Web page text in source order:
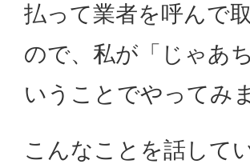
払って業者を呼んで
ので、私が「じゃあ
いうことでやってみ
こんなことを話して